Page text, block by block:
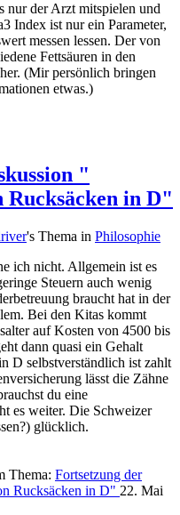
nur der Arzt mitspielen und
Index ist nur ein Parameter,
messen lessen. Der von
Fettsäuren in den
(Mir persönlich bringen
etwas.)
"
Rucksäcken in D"
's Thema in Philosophie
ich nicht. Allgemein ist es
Steuern auch wenig
braucht hat in der
Bei den Kitas kommt
auf Kosten von 4500 bis
dann quasi ein Gehalt
D selbstverständlich ist zahlt
lässt die Zähne
du eine
es weiter. Die Schweizer
glücklich.
Thema: Fortsetzung der
Rucksäcken in D" 22. Mai